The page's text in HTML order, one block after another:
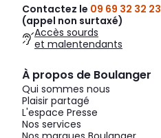
Contactez le 09 69 32 32 23
(appel non surtaxé)
Accès sourds
et malentendants
À propos de Boulanger
Qui sommes nous
Plaisir partagé
L'espace Presse
Nos services